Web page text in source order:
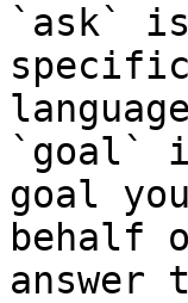
`ask`
`goal`
goal
behalf